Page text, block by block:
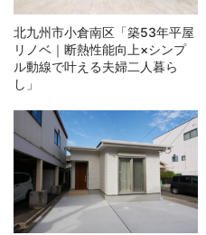
北九州市小倉南区「築53年平屋
リノベ｜断熱性能向上×シンプ
ル動線で叶える夫婦二人暮ら
し」